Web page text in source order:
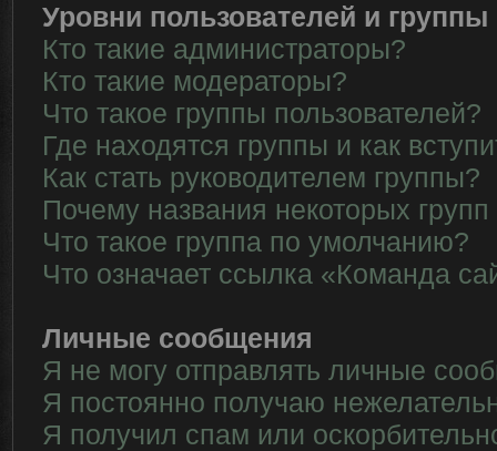
Уровни пользователей и группы
Кто такие администраторы?
Кто такие модераторы?
Что такое группы пользователей?
Где находятся группы и как
Как стать руководителем группы?
Почему названия некоторых
Что такое группа по умолчанию?
Что означает ссылка «Команда
Личные сообщения
Я не могу отправлять личные
Я постоянно получаю
Я получил спам или